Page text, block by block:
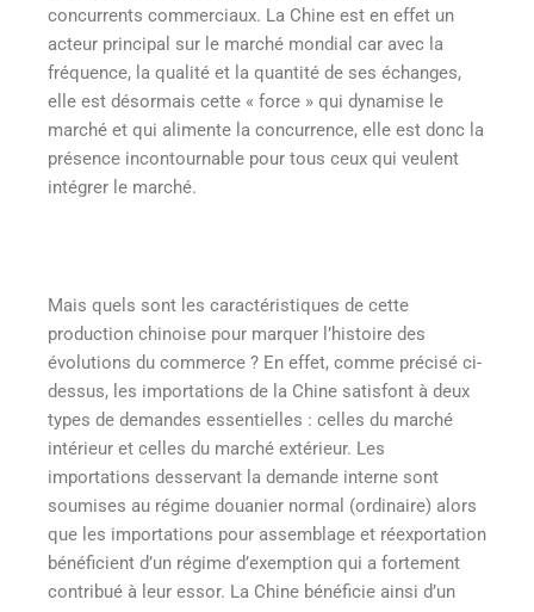
concurrents commerciaux. La Chine est en effet un
acteur principal sur le marché mondial car avec la
fréquence, la qualité et la quantité de ses échanges,
elle est désormais cette « force » qui dynamise le
marché et qui alimente la concurrence, elle est donc la
présence incontournable pour tous ceux qui veulent
intégrer le marché.
Mais quels sont les caractéristiques de cette
production chinoise pour marquer l’histoire des
évolutions du commerce ? En effet, comme précisé ci-
dessus, les importations de la Chine satisfont à deux
types de demandes essentielles : celles du marché
intérieur et celles du marché extérieur. Les
importations desservant la demande interne sont
soumises au régime douanier normal (ordinaire) alors
que les importations pour assemblage et réexportation
bénéficient d’un régime d’exemption qui a fortement
contribué à leur essor. La Chine bénéficie ainsi d’un